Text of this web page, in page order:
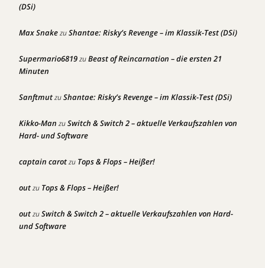
(DSi)
Max SnakezuShantae: Risky’s Revenge – im Klassik-Test (DSi)
Supermario6819zuBeast of Reincarnation – die ersten 21
Minuten
SanftmutzuShantae: Risky’s Revenge – im Klassik-Test (DSi)
Kikko-Man zuSwitch & Switch 2 – aktuelle Verkaufszahlen von
Hard- und Software
captain carotzu Tops & Flops – Heißer!
outzu Tops & Flops – Heißer!
outzuSwitch & Switch 2 – aktuelle Verkaufszahlen von Hard-
und Software